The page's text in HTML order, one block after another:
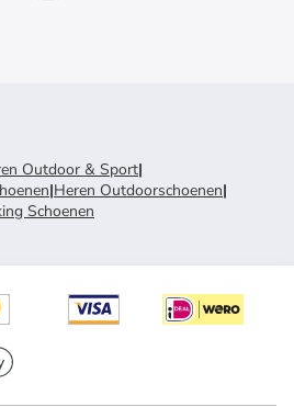
Outdoor & Sport|
|Heren Outdoorschoenen|
Schoenen